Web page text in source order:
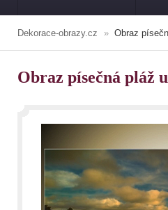
Dekorace-obrazy.cz Obraz
Obraz písečná pláž